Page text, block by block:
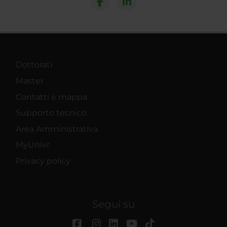
Dottorati
Master
Contatti e mappa
Supporto tecnico
Area Amministrativa
MyUnivr
Privacy policy
Segui su